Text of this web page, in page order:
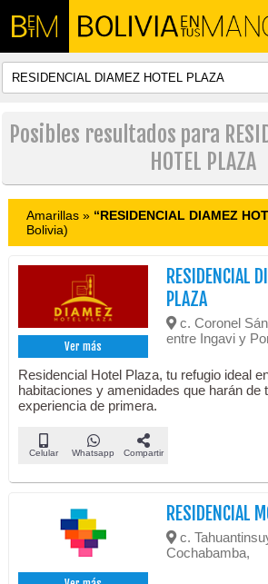
Posibles resultados para
HOTEL PLAZA
Amarillas » “RESIDENCIAL DIAMEZ
Bolivia)
Ver más
RESIDENCIAL
PLAZA
c. Coronel
entre Ingavi y
Residencial Hotel Plaza, tu refugio ideal
habitaciones y amenidades que harán de
experiencia de primera.
Celular Whatsapp Compartir
RESIDENCIAL
c.
Cochabamba,